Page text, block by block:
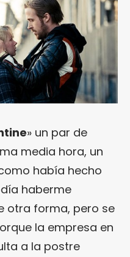
» un par de
media hora, un
había hecho
haberme
otra forma, pero se
la empresa en
a la postre